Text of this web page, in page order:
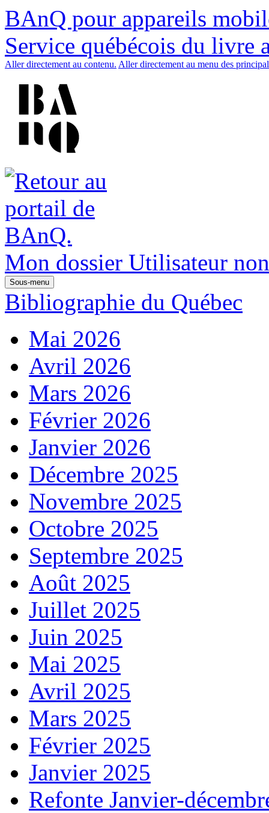
BAnQ pour appareils
Service québécois du livre
Aller directement au contenu. Aller directement au menu des
Mon dossier Utilisateur
Sous-menu
Bibliographie du Québec
Mai 2026
Avril 2026
Mars 2026
Février 2026
Janvier 2026
Décembre 2025
Novembre 2025
Octobre 2025
Septembre 2025
Août 2025
Juillet 2025
Juin 2025
Mai 2025
Avril 2025
Mars 2025
Février 2025
Janvier 2025
Refonte Janvier-